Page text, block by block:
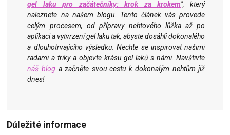
gel laku pro začátečníky: krok za krokem", který
naleznete na našem blogu. Tento článek vás provede
celým procesem, od přípravy nehtového lůžka až po
aplikaci a vytvrzení gel laku tak, abyste dosáhli dokonalého
a dlouhotrvajícího výsledku. Nechte se inspirovat našimi
radami a triky a objevte krásu gel laků s námi. Navštivte
náš blog a začněte svou cestu k dokonalým nehtům již
dnes!
Důležité informace